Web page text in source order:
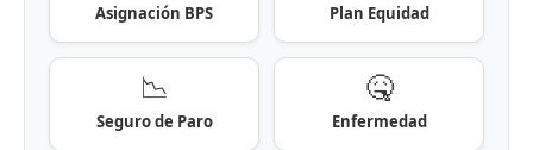
Asignación BPS Plan Equidad
📉
Seguro de Paro
🤒
Enfermedad